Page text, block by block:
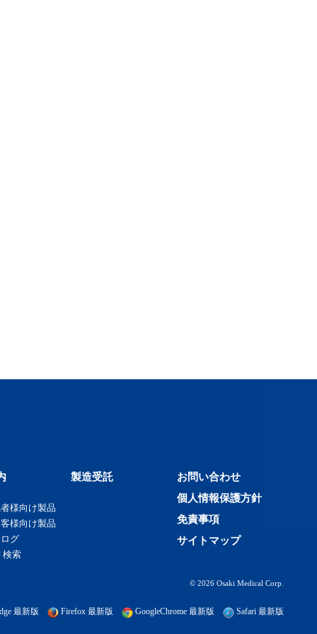
様向け製品
様向け製品
グ
検索
製造受託
お問い合わせ
個人情報保護方針
免責事項
サイトマップ
© 2026 Osaki Medical Corp.
最新版 Firefox 最新版 GoogleChrome 最新版 Safari 最新版